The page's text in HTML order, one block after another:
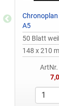
A5
50 Blatt
148 x 210